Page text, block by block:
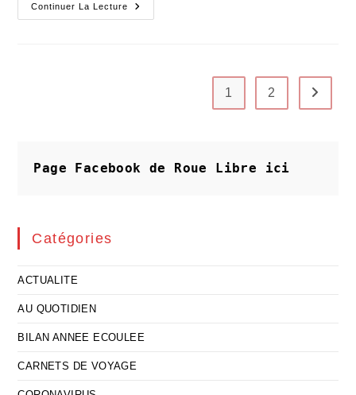
Continuer La Lecture
Des
Prévisions
1 2 Aller à
Page Facebook de Roue Libre ici
Catégories
ACTUALITE
AU QUOTIDIEN
BILAN ANNEE ECOULEE
CARNETS DE VOYAGE